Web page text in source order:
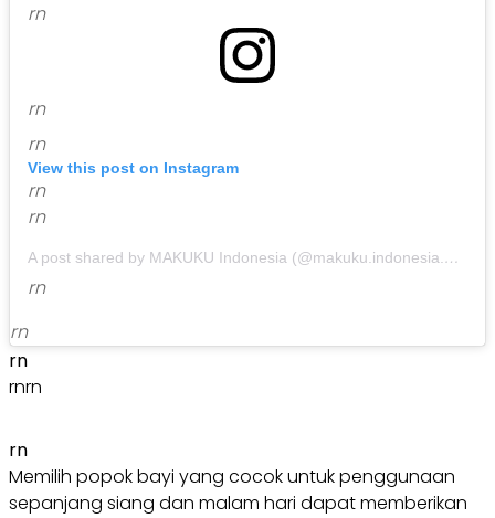
rn
rn
rn
View this post on Instagram
rn
rn
A post shared by MAKUKU Indonesia (@makuku.indonesia.official)
rn
rn
rn
rnrn
rn
Memilih popok bayi yang cocok untuk penggunaan
sepanjang siang dan malam hari dapat memberikan